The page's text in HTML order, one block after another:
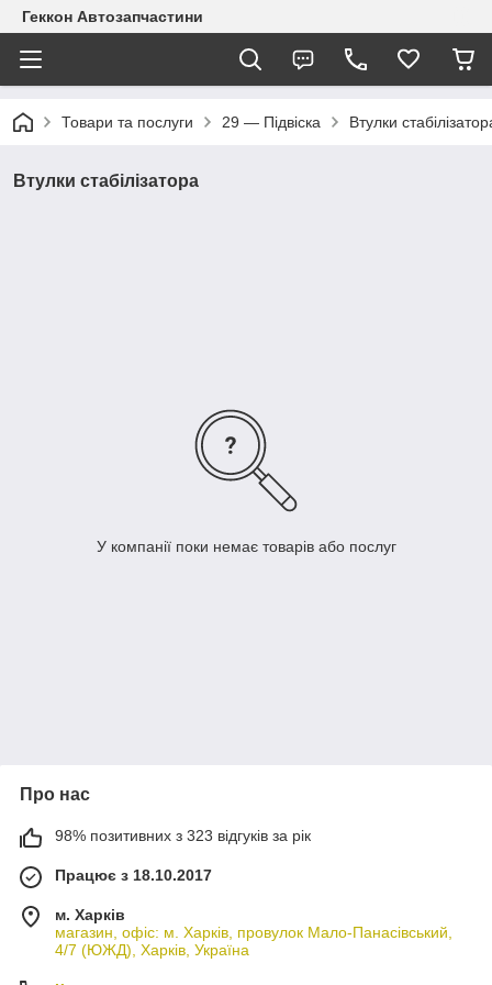
Геккон Автозапчастини
Товари та послуги 29 — Підвіска Втулки
Втулки стабілізатора
У компанії поки немає товарів або послуг
Про нас
98% позитивних з 323 відгуків за рік
Працює з 18.10.2017
м. Харків
магазин, офіс: м. Харків, провулок Мало-Панасівський,
4/7 (ЮЖД), Харків, Україна